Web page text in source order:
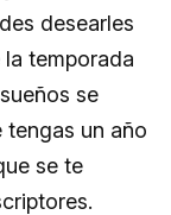
desearles
temporada
se
tengas un año
se te